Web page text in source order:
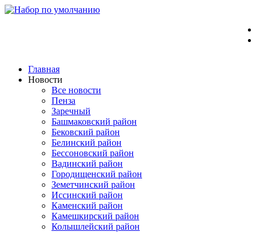
Перейти
Главная
Новости
Все новости
Пенза
Заречный
Башмаковский район
Бековский район
Белинский район
Бессоновский район
Вадинский район
Городищенский район
Земетчинский район
Иссинский район
Каменский район
Камешкирский район
Колышлейский район